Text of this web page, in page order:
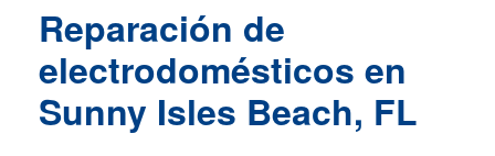
Reparación de
electrodomésticos en
Sunny Isles Beach, FL